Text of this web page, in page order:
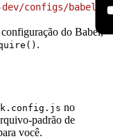
dev/configs/babel/
configuração do Babel,
.
no
padrão de
você.